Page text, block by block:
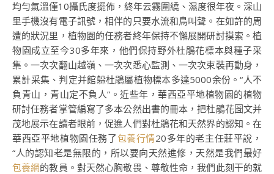
均勻氣溫僅10攝氏度擺佈，終年云霧圍繞、濕度很年夜。深山
里手機沒有電子訊號，相伴的只要水流和鳥叫聲。在如許的周
遭的狀況里，植物園的任務者終年保持不懈展開研討摸索。植
物園成立至今30多年來，他們保持野外杜鵑花標本與種子采
集。一次次翻山越嶺、一次次悉心監測、一次次束裝再動身，
累計采集、判定并館躲杜鵑屬植物標本多達5000余份。“人不
負青山，青山定不負人”。近些年，華西亞平地植物園的植物
研討任務者掌管編寫了多本公然出書的冊本，把杜鵑花圖文并
茂地展示在讀者眼前，促進人們對杜鵑花和天然界的認知。在
華西亞平地植物園任務了包養行情20多年的老主任莊平說，
“人的認知老是無限的，所以要向天然進修，天然是我們最好
包養網的教員。對天然心胸敬畏、尊敬性命，我們此刻干的就